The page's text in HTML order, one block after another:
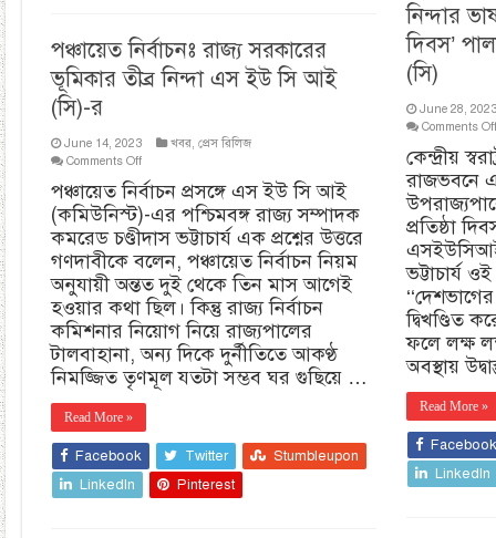
নিন্দার
দিবস’
(সি)
June 28,
Comments
কেন্দ্রীয়
রাজভবনে
প্রতিষ্ঠা
এসইউসিআই
ভট্টাচার্য
দ্বিখণ্ডিত
ফলে লক্ষ
অবস্থায়
Read More »
LinkedIn
পঞ্চায়েত নির্বাচনঃ রাজ্য সরকারের
ভূমিকার তীব্র নিন্দা এস ইউ সি আই
(সি)-র
June 14, 2023 খবর ,প্রেস রিলিজ
Comments Offon
পঞ্চায়েত
নির্বাচনঃ
রাজ্য
সরকারের
ভূমিকার
তীব্র
নিন্দা
এস
ইউ
সি
আই
(সি)-
র
পঞ্চায়েত নির্বাচন প্রসঙ্গে এস ইউ সি আই
(কমিউনিস্ট)-এর পশ্চিমবঙ্গ রাজ্য সম্পাদক
কমরেড চণ্ডীদাস ভট্টাচার্য এক প্রশ্নের উত্তরে
গণদাবীকে বলেন, পঞ্চায়েত নির্বাচন নিয়ম
অনুযায়ী অন্তত দুই থেকে তিন মাস আগেই
হওয়ার কথা ছিল। কিন্তু রাজ্য নির্বাচন
কমিশনার নিয়োগ নিয়ে রাজ্যপালের
টালবাহানা, অন্য দিকে দুর্নীতিতে আকণ্ঠ
নিমজ্জিত তৃণমূল যতটা সম্ভব ঘর গুছিয়ে …
Read More »
Facebook Twitter
Stumbleupon
LinkedIn
Pinterest